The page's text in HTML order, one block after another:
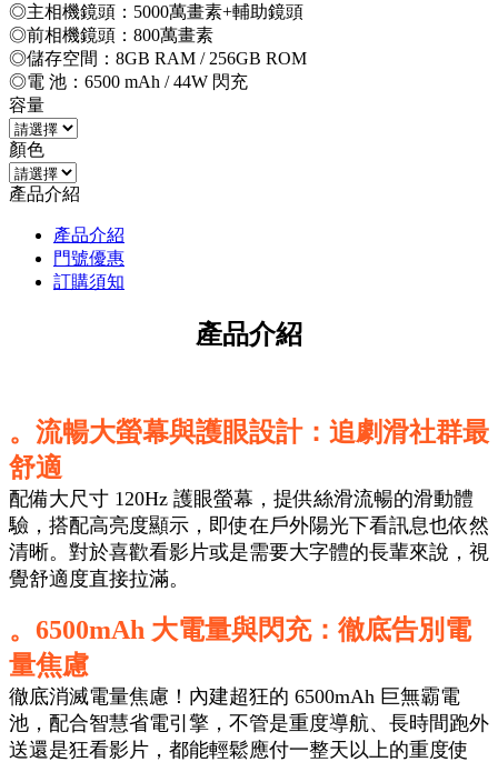
◎主相機鏡頭：5000萬畫素+輔助鏡頭
◎前相機鏡頭：800萬畫素
◎儲存空間：8GB RAM / 256GB ROM
◎電 池：6500 mAh / 44W 閃充
容量
顏色
產品介紹
產品介紹
門號優惠
訂購須知
產品介紹
。流暢大螢幕與護眼設計：追劇滑社群最
舒適
配備大尺寸 120Hz 護眼螢幕，提供絲滑流暢的滑動體
驗，搭配高亮度顯示，即使在戶外陽光下看訊息也依然
清晰。對於喜歡看影片或是需要大字體的長輩來說，視
覺舒適度直接拉滿。
。6500mAh 大電量與閃充：徹底告別電
量焦慮
徹底消滅電量焦慮！內建超狂的 6500mAh 巨無霸電
池，配合智慧省電引擎，不管是重度導航、長時間跑外
送還是狂看影片，都能輕鬆應付一整天以上的重度使